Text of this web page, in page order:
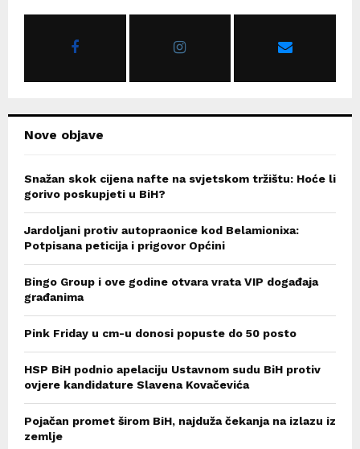
Nove objave
Snažan skok cijena nafte na svjetskom tržištu: Hoće li
gorivo poskupjeti u BiH?
Jardoljani protiv autopraonice kod Belamionixa:
Potpisana peticija i prigovor Općini
Bingo Group i ove godine otvara vrata VIP događaja
građanima
Pink Friday u cm-u donosi popuste do 50 posto
HSP BiH podnio apelaciju Ustavnom sudu BiH protiv
ovjere kandidature Slavena Kovačevića
Pojačan promet širom BiH, najduža čekanja na izlazu iz
zemlje